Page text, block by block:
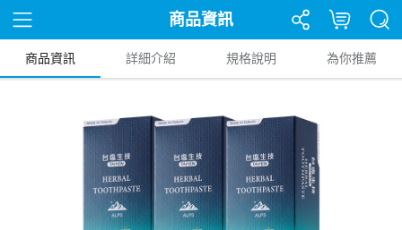
商品資訊
商品資訊 詳細介紹 規格說明 為你推薦